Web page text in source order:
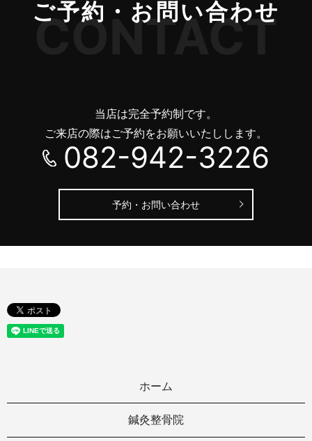
ご予約・お問い合わせ
CONTACT
当店は完全予約制です。
ご来店の際はご予約をお願いいたしします。
082-942-3226
予約・お問い合わせ
ホーム
鍼灸整骨院